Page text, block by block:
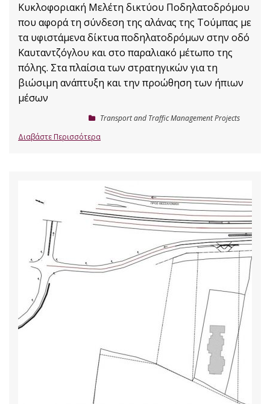
Κυκλοφοριακή Μελέτη δικτύου Ποδηλατοδρόμου
που αφορά τη σύνδεση της αλάνας της Τούμπας με
τα υφιστάμενα δίκτυα ποδηλατοδρόμων στην οδό
Καυταντζόγλου και στο παραλιακό μέτωπο της
πόλης. Στα πλαίσια των στρατηγικών για τη
βιώσιμη ανάπτυξη και την προώθηση των ήπιων
μέσων
Transport and Traffic Management Projects
Διαβάστε Περισσότερα